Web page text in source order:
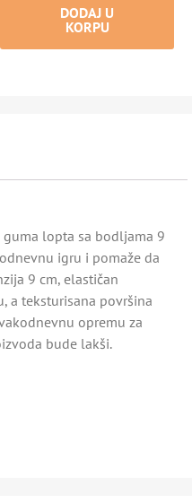
DODAJ U
KORPU
lopta sa bodljama 9
igru i pomaže da
9 cm, elastičan
a teksturisana površina
opremu za
bude lakši.